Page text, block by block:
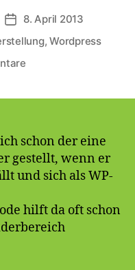
Veröffentlichungsdatum
8. April 2013
,Wordpress
zu
das?
schon der eine
gestellt, wenn er
und sich als WP-
hilft da oft schon